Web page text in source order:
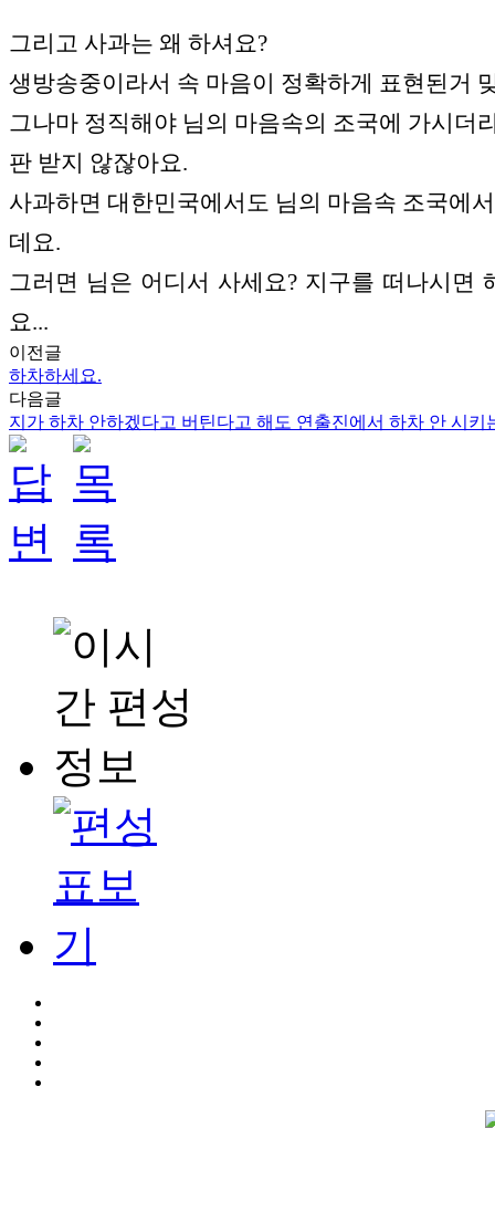
그리고 사과는 왜 하셔요?
생방송중이라서 속 마음이 정확하게 표현된거
그나마 정직해야 님의 마음속의 조국에 가시더
판 받지 않잖아요.
사과하면 대한민국에서도 님의 마음속 조국에
데요.
그러면 님은 어디서 사세요? 지구를 떠나시면
요...
이전글
하차하세요.
다음글
지가 하차 안하겠다고 버틴다고 해도 연출진에서 하차 안 시키